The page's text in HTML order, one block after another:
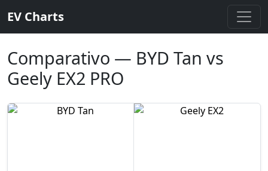
EV Charts
Comparativo — BYD Tan vs
Geely EX2 PRO